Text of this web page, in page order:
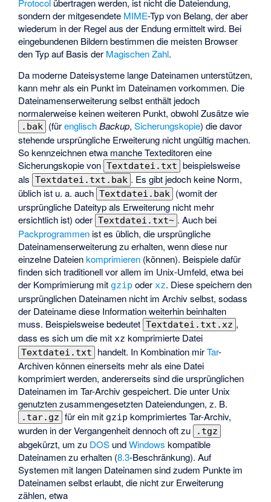
Protocol übertragen werden, ist nicht die Dateiendung,
sondern der mitgesendete MIME-Typ von Belang, der aber
wiederum in der Regel aus der Endung ermittelt wird. Bei
eingebundenen Bildern bestimmen die meisten Browser
den Typ auf Basis der Magischen Zahl.
Da moderne Dateisysteme lange Dateinamen unterstützen,
kann mehr als ein Punkt im Dateinamen vorkommen. Die
Dateinamenserweiterung selbst enthält jedoch
normalerweise keinen weiteren Punkt, obwohl Zusätze wie
.bak (fürenglisch Backup,Sicherungskopie) die davor
stehende ursprüngliche Erweiterung nicht ungültig machen.
So kennzeichnen etwa manche Texteditoren eine
Sicherungskopie von Textdatei.txt beispielsweise
als Textdatei.txt.bak . Es gibt jedoch keine Norm,
üblich ist u. a. auch Textdatei.bak (womit der
ursprüngliche Dateityp als Erweiterung nicht mehr
ersichtlich ist) oder Textdatei.txt~ . Auch bei
Packprogrammen ist es üblich, die ursprüngliche
Dateinamenserweiterung zu erhalten, wenn diese nur
einzelne Dateienkomprimieren (können). Beispiele dafür
finden sich traditionell vor allem im Unix-Umfeld, etwa bei
der Komprimierung mit gzip oder xz. Diese speichern den
ursprünglichen Dateinamen nicht im Archiv selbst, sodass
der Dateiname diese Information weiterhin beinhalten
muss. Beispielsweise bedeutet Textdatei.txt.xz ,
dass es sich um die mit xz komprimierte Datei
Textdatei.txt handelt. In Kombination mirTar-
Archiven können einerseits mehr als eine Datei
komprimiert werden, andererseits sind die ursprünglichen
Dateinamen im Tar-Archiv gespeichert. Die unter Unix
genutzten zusammengesetzten Dateiendungen, z. B.
.tar.gz für ein mit gzip komprimiertes Tar-Archiv,
wurden in der Vergangenheit dennoch oft zu
.tgz
abgekürzt, um zu DOS undWindows kompatible
Dateinamen zu erhalten (8.3-Beschränkung). Auf
Systemen mit langen Dateinamen sind zudem Punkte im
Dateinamen selbst erlaubt, die nicht zur Erweiterung
zählen, etwa